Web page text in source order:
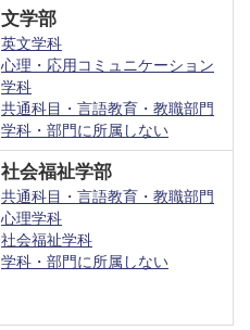
文学部
英文学科
心理・応用コミュニケーション
学科
共通科目・言語教育・教職部門
学科・部門に所属しない
社会福祉学部
共通科目・言語教育・教職部門
心理学科
社会福祉学科
学科・部門に所属しない